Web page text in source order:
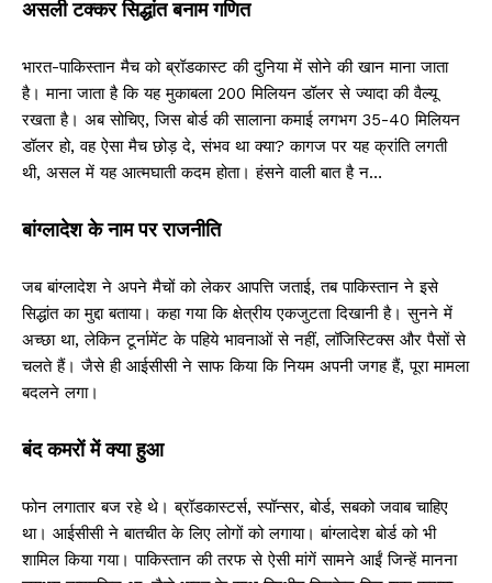
असली टक्कर सिद्धांत बनाम गणित
भारत-पाकिस्तान मैच को ब्रॉडकास्ट की दुनिया में सोने की खान माना जाता
है। माना जाता है कि यह मुकाबला 200 मिलियन डॉलर से ज्यादा की वैल्यू
रखता है। अब सोचिए, जिस बोर्ड की सालाना कमाई लगभग 35-40 मिलियन
डॉलर हो, वह ऐसा मैच छोड़ दे, संभव था क्या? कागज पर यह क्रांति लगती
थी, असल में यह आत्मघाती कदम होता। हंसने वाली बात है न…
बांग्लादेश के नाम पर राजनीति
जब बांग्लादेश ने अपने मैचों को लेकर आपत्ति जताई, तब पाकिस्तान ने इसे
सिद्धांत का मुद्दा बताया। कहा गया कि क्षेत्रीय एकजुटता दिखानी है। सुनने में
अच्छा था, लेकिन टूर्नामेंट के पहिये भावनाओं से नहीं, लॉजिस्टिक्स और पैसों से
चलते हैं। जैसे ही आईसीसी ने साफ किया कि नियम अपनी जगह हैं, पूरा मामला
बदलने लगा।
बंद कमरों में क्या हुआ
फोन लगातार बज रहे थे। ब्रॉडकास्टर्स, स्पॉन्सर, बोर्ड, सबको जवाब चाहिए
था। आईसीसी ने बातचीत के लिए लोगों को लगाया। बांग्लादेश बोर्ड को भी
शामिल किया गया। पाकिस्तान की तरफ से ऐसी मांगें सामने आईं जिन्हें मानना